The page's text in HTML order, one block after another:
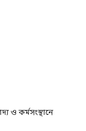
ও কর্মসংস্থানে